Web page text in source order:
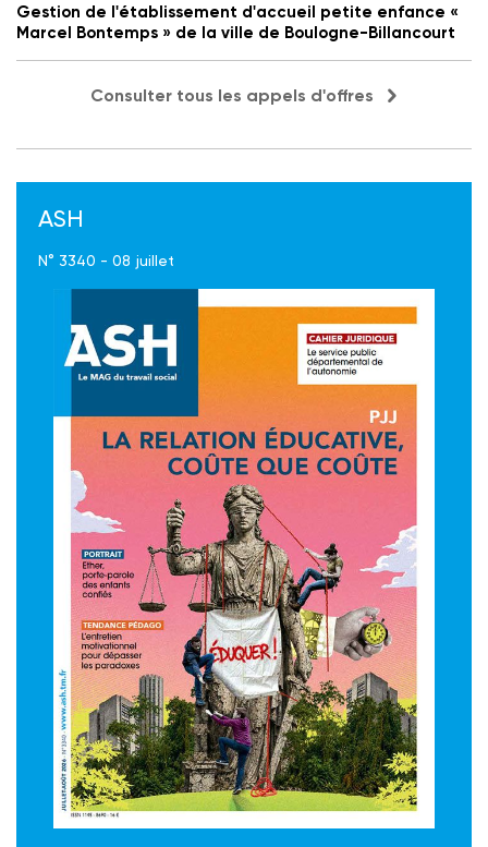
Gestion de l'établissement d'accueil petite enfance «
Marcel Bontemps » de la ville de Boulogne-Billancourt
Consulter tous les appels d'offres
ASH
N° 3340 - 08 juillet